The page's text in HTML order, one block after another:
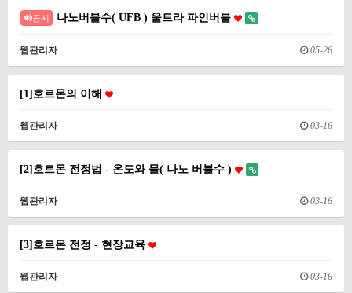
공지 나노버블수( UFB ) 울트라 파인버블
웹관리자 05-26
[1]호르몬의 이해
웹관리자 03-16
[2]호르몬 전정법 - 온도와 물( 나노 버블수 )
웹관리자 03-16
[3]호르몬 전정 - 현장교육
웹관리자 03-16